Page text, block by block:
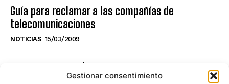
Gestionar consentimiento
Guía para reclamar a las compañías de
telecomunicaciones
NOTICIAS 15/03/2009
NO TE PIERDAS LO ÚLTIMO DEL CANAL